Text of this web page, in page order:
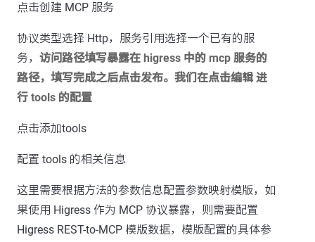
点击创建 MCP 服务
协议类型选择 Http，服务引用选择一个已有的服
务， 访问路径填写暴露在 higress 中的 mcp 服务的
路径，填写完成之后点击发布。我们在点击编辑 进
行 tools 的配置
点击添加tools
配置 tools 的相关信息
这里需要根据方法的参数信息配置参数映射模版，如
果使用 Higress 作为 MCP 协议暴露，则需要配置
Higress REST-to-MCP 模版数据，模版配置的具体参